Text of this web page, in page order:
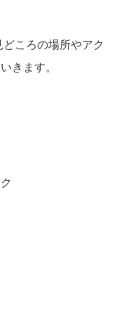
どころの場所やアク
きます。